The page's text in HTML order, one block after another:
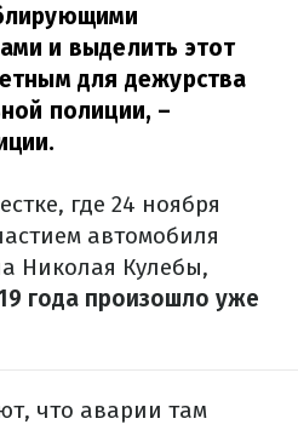
и выделить этот
для дежурства
полиции, –
где 24 ноября
автомобиля
Николая Кулебы,
года произошло уже
что аварии там